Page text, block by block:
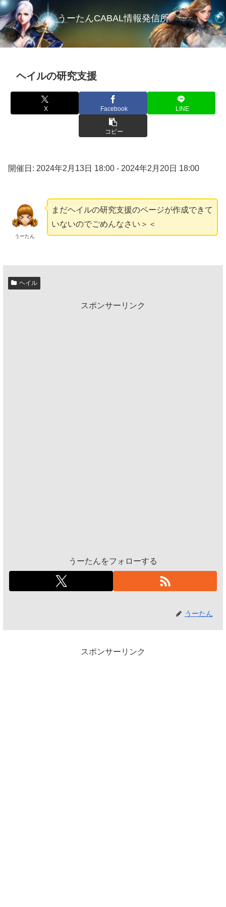
うーたんCABAL情報発信所
ヘイルの研究支援
X Facebook LINE
コピー
開催日: 2024年2月13日 18:00 - 2024年2月20日 18:00
うーたん
まだヘイルの研究支援のページが作成できて
いないのでごめんなさい＞＜
ヘイル
スポンサーリンク
うーたんをフォローする
うーたん
スポンサーリンク